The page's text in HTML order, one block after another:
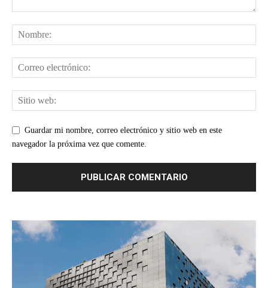
Guardar mi nombre, correo electrónico y sitio web en este
navegador la próxima vez que comente.